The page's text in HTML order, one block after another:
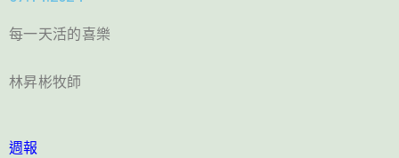
放
每一天活的喜樂
林昇彬牧師
週報